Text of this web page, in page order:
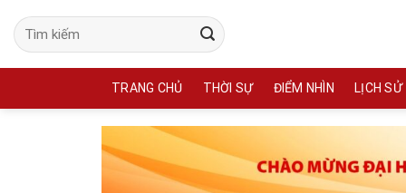
content
TRANG CHỦ THỜI SỰ ĐIỂM NHÌN LỊCH SỬ